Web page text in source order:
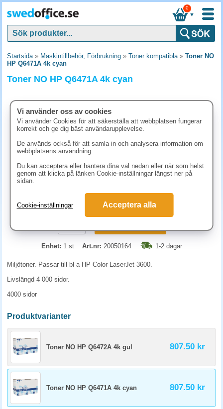
▼
0
Startsida» Maskintillbehör, Förbrukning » Toner kompatibla» Toner NO
HP Q6471A 4k cyan
Toner NO HP Q6471A 4k cyan
807.50 kr (inkl. moms)
Enhet: 1 st Art.nr: 20050164 1-2 dagar
Miljötoner. Passar till bl a HP Color LaserJet 3600.
Livslängd 4 000 sidor.
4000 sidor
Produktvarianter
Toner NO HP Q6472A 4k gul 807.50 kr
Toner NO HP Q6471A 4k cyan 807.50 kr
Vi använder oss av cookies
Vi använder Cookies för att säkerställa att webbplatsen fungerar
korrekt och ge dig bäst användarupplevelse.
De används också för att samla in och analysera information om
webbplatsens användning.
Du kan acceptera eller hantera dina val nedan eller när som helst
genom att klicka på länken Cookie-inställningar längst ner på
sidan.
Cookie-inställningar Acceptera alla